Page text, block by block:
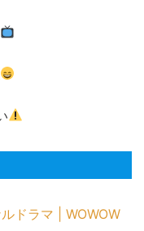
ドラマ | WOWOW